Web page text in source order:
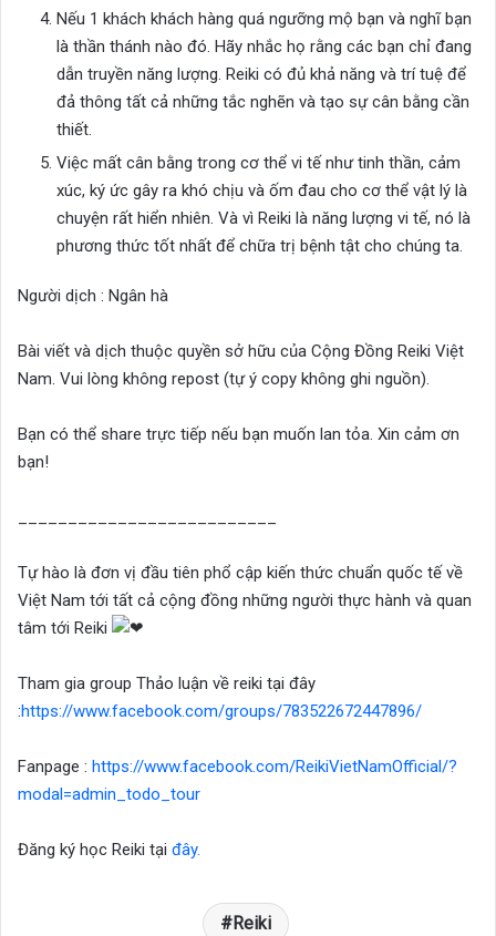
Nếu 1 khách khách hàng quá ngưỡng mộ bạn và nghĩ bạn
là thần thánh nào đó. Hãy nhắc họ rằng các bạn chỉ đang
dẫn truyền năng lượng. Reiki có đủ khả năng và trí tuệ để
đả thông tất cả những tắc nghẽn và tạo sự cân bằng cần
thiết.
Việc mất cân bằng trong cơ thể vi tế như tinh thần, cảm
xúc, ký ức gây ra khó chịu và ốm đau cho cơ thể vật lý là
chuyện rất hiển nhiên. Và vì Reiki là năng lượng vi tế, nó là
phương thức tốt nhất để chữa trị bệnh tật cho chúng ta.
Người dịch : Ngân hà
Bài viết và dịch thuộc quyền sở hữu của Cộng Đồng Reiki Việt
Nam. Vui lòng không repost (tự ý copy không ghi nguồn).
Bạn có thể share trực tiếp nếu bạn muốn lan tỏa. Xin cảm ơn
bạn!
Tự hào là đơn vị đầu tiên phổ cập kiến thức chuẩn quốc tế về
Việt Nam tới tất cả cộng đồng những người thực hành và quan
tâm tới Reiki
Tham gia group Thảo luận về reiki tại đây
:https://www.facebook.com/groups/783522672447896/
Fanpage : https://www.facebook.com/ReikiVietNamOfficial/?
modal=admin_todo_tour
Đăng ký học Reiki tại đây.
Reiki